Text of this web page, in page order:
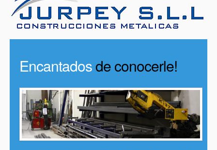
Encantadosde conocerle!